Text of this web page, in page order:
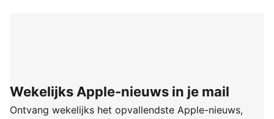
Wekelijks Apple-nieuws in je mail
Ontvang wekelijks het opvallendste Apple-nieuws,